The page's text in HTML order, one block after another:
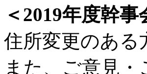
＜2019年度幹
住所変更のある
また、ご意見